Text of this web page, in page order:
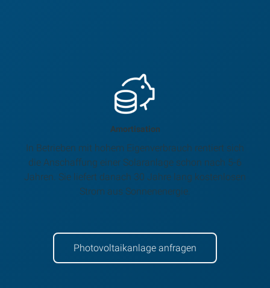
Amortisation
In Betrieben mit hohem Eigenverbrauch rentiert sich
die Anschaffung einer Solaranlage schon nach 5-6
Jahren. Sie liefert danach 30 Jahre lang kostenlosen
Strom aus Sonnenenergie.
Photovoltaikanlage anfragen